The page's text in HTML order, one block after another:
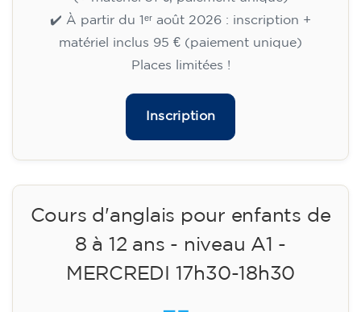
MERCREDI 18h30-19h30
75 €
09/09/2026
18:30